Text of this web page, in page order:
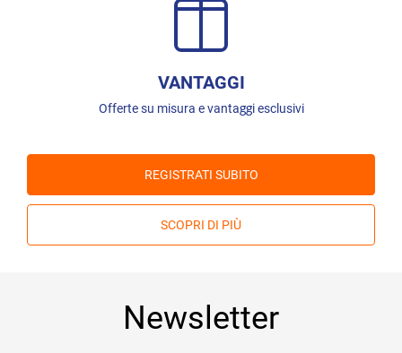
VANTAGGI
Offerte su misura e vantaggi esclusivi
REGISTRATI SUBITO
SCOPRI DI PIÙ
Newsletter